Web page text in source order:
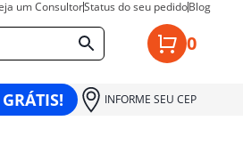
um ConsultorStatus do seu pedidoBlog
0
INFORME SEU CEP